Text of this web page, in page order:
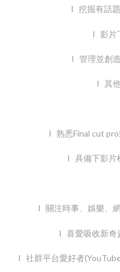
l 挖掘有話
l 影片
l 管理並創
l 其
l 熟悉Final cut
l 具備下影片
l 關注時事、娛樂、
l 喜愛吸收新奇
l 社群平台愛好者